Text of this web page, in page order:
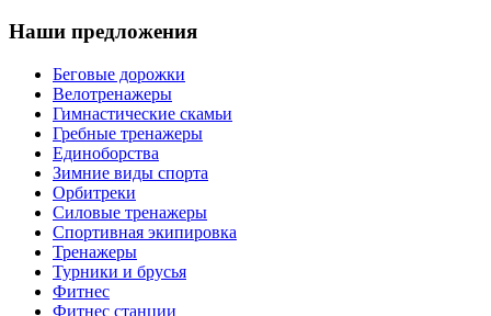
Наши предложения
Беговые дорожки
Велотренажеры
Гимнастические скамьи
Гребные тренажеры
Единоборства
Зимние виды спорта
Орбитреки
Силовые тренажеры
Спортивная экипировка
Тренажеры
Турники и брусья
Фитнес
Фитнес станции